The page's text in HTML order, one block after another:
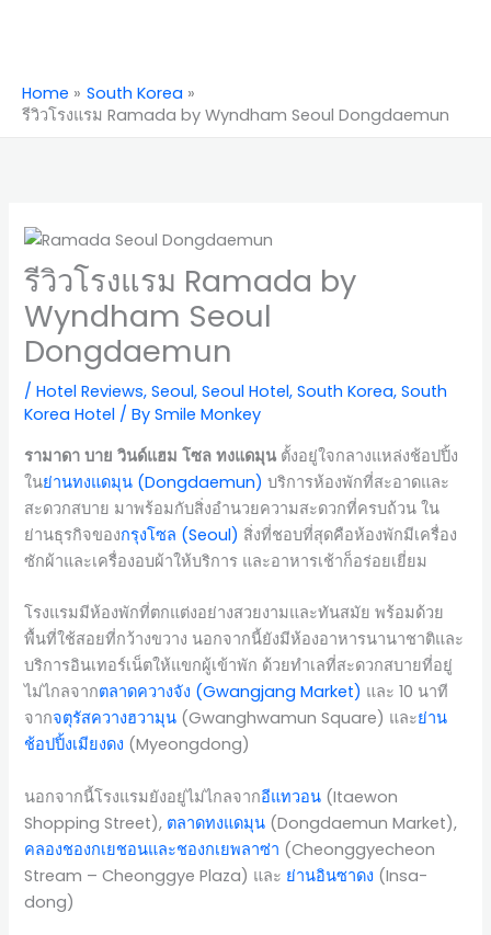
Home
South Korea
รีวิวโรงแรม Ramada by Wyndham Seoul Dongdaemun
รีวิวโรงแรม Ramada by
Wyndham Seoul
Dongdaemun
/Hotel Reviews,Seoul,Seoul Hotel,South Korea,South
Korea Hotel / BySmile Monkey
รามาดา บาย วินด์แฮม โซล ทงแดมุน ตั้งอยู่ใจกลางแหล่งช้อปปิ้ง
ในย่านทงแดมุน (Dongdaemun) บริการห้องพักที่สะอาดและ
สะดวกสบาย มาพร้อมกับสิ่งอำนวยความสะดวกที่ครบถ้วน ใน
ย่านธุรกิจของกรุงโซล (Seoul) สิ่งที่ชอบที่สุดคือห้องพักมีเครื่อง
ซักผ้าและเครื่องอบผ้าให้บริการ และอาหารเช้าก็อร่อยเยี่ยม
โรงแรมมีห้องพักที่ตกแต่งอย่างสวยงามและทันสมัย พร้อมด้วย
พื้นที่ใช้สอยที่กว้างขวาง นอกจากนี้ยังมีห้องอาหารนานาชาติและ
บริการอินเทอร์เน็ตให้แขกผู้เข้าพัก ด้วยทำเลที่สะดวกสบายที่อยู่
ไม่ไกลจากตลาดควางจัง (Gwangjang Market) และ 10 นาที
จากจตุรัสควางฮวามุน (Gwanghwamun Square) และย่าน
ช้อปปิ้งเมียงดง (Myeongdong)
นอกจากนี้โรงแรมยังอยู่ไม่ไกลจากอีแทวอน (Itaewon
Shopping Street), ตลาดทงแดมุน (Dongdaemun Market),
คลองชองกเยชอนและชองกเยพลาซ่า (Cheonggyecheon
Stream – Cheonggye Plaza) และ ย่านอินซาดง (Insa-
dong)